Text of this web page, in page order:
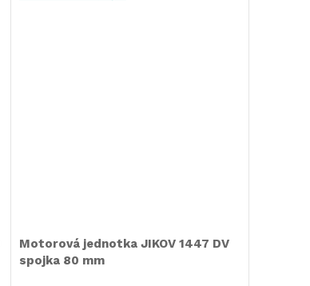
Motorová jednotka JIKOV 1447 DV
spojka 80 mm